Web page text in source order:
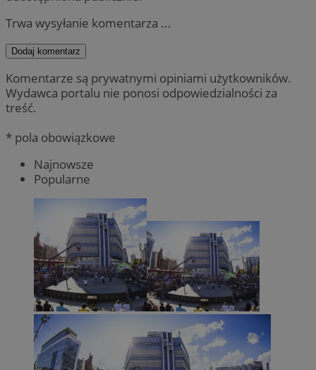
Trwa wysyłanie komentarza ...
Dodaj komentarz
Komentarze są prywatnymi opiniami użytkowników.
Wydawca portalu nie ponosi odpowiedzialności za
treść.
* pola obowiązkowe
Najnowsze
Popularne